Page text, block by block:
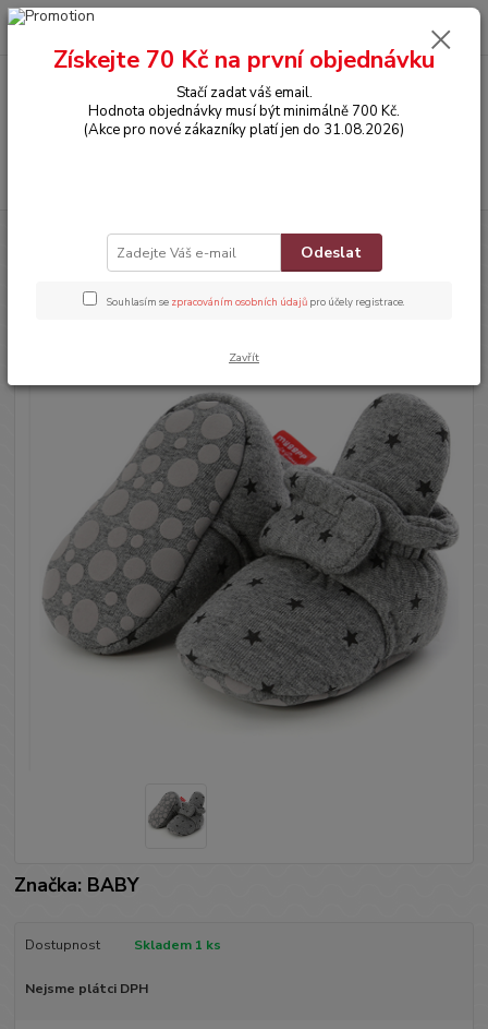
0,00 Kč
BOTIČKY Kotníčkové capáčky - HVĚZDIČKY (0-6m)
Kotníčkové capáčky - HVĚZDIČKY
(0-6m)
Značka: BABY
Dostupnost Skladem 1 ks
Nejsme plátci DPH
Získejte 70 Kč na první objednávku
Stačí zadat váš email.
Hodnota objednávky musí být minimálně 700 Kč.
(Akce pro nové zákazníky platí jen do 31.08.2026)
Odeslat
Souhlasím se zpracováním osobních údajů pro účely registrace.
Zavřít